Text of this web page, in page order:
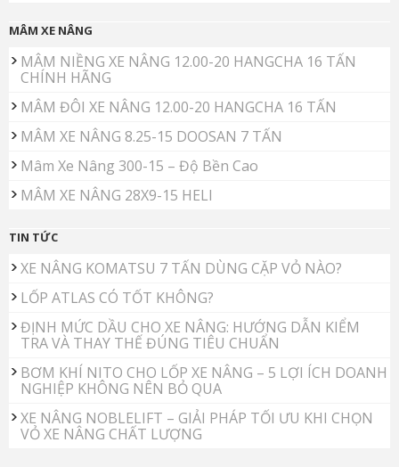
MÂM XE NÂNG
MÂM NIỀNG XE NÂNG 12.00-20 HANGCHA 16 TẤN
CHÍNH HÃNG
MÂM ĐÔI XE NÂNG 12.00-20 HANGCHA 16 TẤN
MÂM XE NÂNG 8.25-15 DOOSAN 7 TẤN
Mâm Xe Nâng 300-15 – Độ Bền Cao
MÂM XE NÂNG 28X9-15 HELI
TIN TỨC
XE NÂNG KOMATSU 7 TẤN DÙNG CẶP VỎ NÀO?
LỐP ATLAS CÓ TỐT KHÔNG?
ĐỊNH MỨC DẦU CHO XE NÂNG: HƯỚNG DẪN KIỂM
TRA VÀ THAY THẾ ĐÚNG TIÊU CHUẨN
BƠM KHÍ NITO CHO LỐP XE NÂNG – 5 LỢI ÍCH DOANH
NGHIỆP KHÔNG NÊN BỎ QUA
XE NÂNG NOBLELIFT – GIẢI PHÁP TỐI ƯU KHI CHỌN
VỎ XE NÂNG CHẤT LƯỢNG